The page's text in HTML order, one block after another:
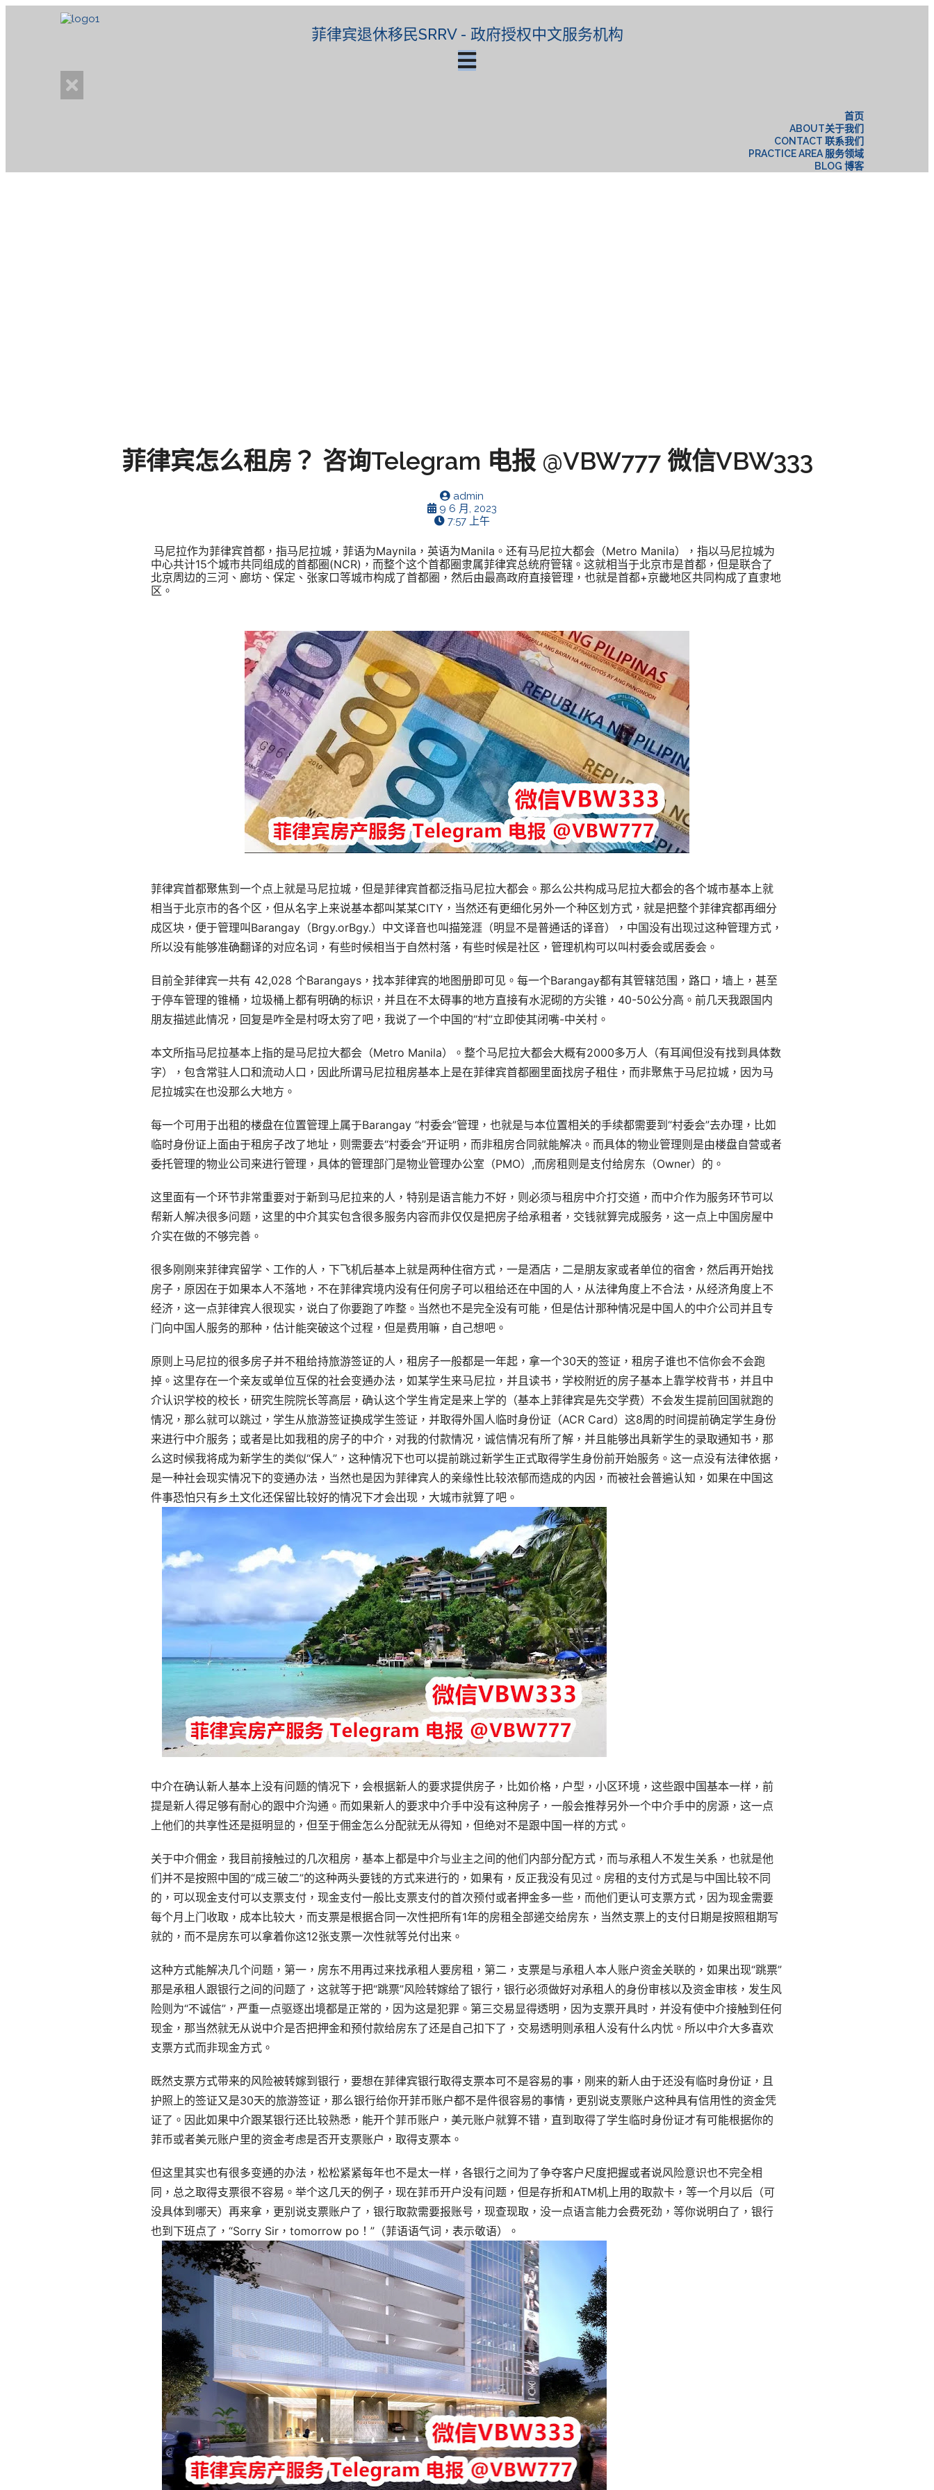
菲律宾退休移民SRRV - 政府授权中文服务机构
首页
ABOUT关于我们
CONTACT 联系我们
PRACTICE AREA 服务领域
BLOG 博客
菲律宾怎么租房？ 咨询Telegram 电报 @VBW777 微信VBW333
admin
9 6 月, 2023
7:57 上午
马尼拉作为菲律宾首都，指马尼拉城，菲语为Maynila，英语为Manila。还有马尼拉大都会（Metro Manila），指以马尼拉城为
中心共计15个城市共同组成的首都圈(NCR)，而整个这个首都圈隶属菲律宾总统府管辖。这就相当于北京市是首都，但是联合了
北京周边的三河、廊坊、保定、张家口等城市构成了首都圈，然后由最高政府直接管理，也就是首都+京畿地区共同构成了直隶地
区。
菲律宾首都聚焦到一个点上就是马尼拉城，但是菲律宾首都泛指马尼拉大都会。那么公共构成马尼拉大都会的各个城市基本上就
相当于北京市的各个区，但从名字上来说基本都叫某某CITY，当然还有更细化另外一个种区划方式，就是把整个菲律宾都再细分
成区块，便于管理叫Barangay（Brgy.orBgy.）中文译音也叫描笼涯（明显不是普通话的译音），中国没有出现过这种管理方式，
所以没有能够准确翻译的对应名词，有些时候相当于自然村落，有些时候是社区，管理机构可以叫村委会或居委会。
目前全菲律宾一共有 42,028 个Barangays，找本菲律宾的地图册即可见。每一个Barangay都有其管辖范围，路口，墙上，甚至
于停车管理的锥桶，垃圾桶上都有明确的标识，并且在不太碍事的地方直接有水泥砌的方尖锥，40-50公分高。前几天我跟国内
朋友描述此情况，回复是咋全是村呀太穷了吧，我说了一个中国的“村”立即使其闭嘴-中关村。
本文所指马尼拉基本上指的是马尼拉大都会（Metro Manila）。整个马尼拉大都会大概有2000多万人（有耳闻但没有找到具体数
字），包含常驻人口和流动人口，因此所谓马尼拉租房基本上是在菲律宾首都圈里面找房子租住，而非聚焦于马尼拉城，因为马
尼拉城实在也没那么大地方。
每一个可用于出租的楼盘在位置管理上属于Barangay “村委会”管理，也就是与本位置相关的手续都需要到“村委会”去办理，比如
临时身份证上面由于租房子改了地址，则需要去“村委会”开证明，而非租房合同就能解决。而具体的物业管理则是由楼盘自营或者
委托管理的物业公司来进行管理，具体的管理部门是物业管理办公室（PMO）,而房租则是支付给房东（Owner）的。
这里面有一个环节非常重要对于新到马尼拉来的人，特别是语言能力不好，则必须与租房中介打交道，而中介作为服务环节可以
帮新人解决很多问题，这里的中介其实包含很多服务内容而非仅仅是把房子给承租者，交钱就算完成服务，这一点上中国房屋中
介实在做的不够完善。
很多刚刚来菲律宾留学、工作的人，下飞机后基本上就是两种住宿方式，一是酒店，二是朋友家或者单位的宿舍，然后再开始找
房子，原因在于如果本人不落地，不在菲律宾境内没有任何房子可以租给还在中国的人，从法律角度上不合法，从经济角度上不
经济，这一点菲律宾人很现实，说白了你要跑了咋整。当然也不是完全没有可能，但是估计那种情况是中国人的中介公司并且专
门向中国人服务的那种，估计能突破这个过程，但是费用嘛，自己想吧。
原则上马尼拉的很多房子并不租给持旅游签证的人，租房子一般都是一年起，拿一个30天的签证，租房子谁也不信你会不会跑
掉。这里存在一个亲友或单位互保的社会变通办法，如某学生来马尼拉，并且读书，学校附近的房子基本上靠学校背书，并且中
介认识学校的校长，研究生院院长等高层，确认这个学生肯定是来上学的（基本上菲律宾是先交学费）不会发生提前回国就跑的
情况，那么就可以跳过，学生从旅游签证换成学生签证，并取得外国人临时身份证（ACR Card）这8周的时间提前确定学生身份
来进行中介服务；或者是比如我租的房子的中介，对我的付款情况，诚信情况有所了解，并且能够出具新学生的录取通知书，那
么这时候我将成为新学生的类似“保人”，这种情况下也可以提前跳过新学生正式取得学生身份前开始服务。这一点没有法律依据，
是一种社会现实情况下的变通办法，当然也是因为菲律宾人的亲缘性比较浓郁而造成的内因，而被社会普遍认知，如果在中国这
件事恐怕只有乡土文化还保留比较好的情况下才会出现，大城市就算了吧。
中介在确认新人基本上没有问题的情况下，会根据新人的要求提供房子，比如价格，户型，小区环境，这些跟中国基本一样，前
提是新人得足够有耐心的跟中介沟通。而如果新人的要求中介手中没有这种房子，一般会推荐另外一个中介手中的房源，这一点
上他们的共享性还是挺明显的，但至于佣金怎么分配就无从得知，但绝对不是跟中国一样的方式。
关于中介佣金，我目前接触过的几次租房，基本上都是中介与业主之间的他们内部分配方式，而与承租人不发生关系，也就是他
们并不是按照中国的“成三破二”的这种两头要钱的方式来进行的，如果有，反正我没有见过。房租的支付方式是与中国比较不同
的，可以现金支付可以支票支付，现金支付一般比支票支付的首次预付或者押金多一些，而他们更认可支票方式，因为现金需要
每个月上门收取，成本比较大，而支票是根据合同一次性把所有1年的房租全部递交给房东，当然支票上的支付日期是按照租期写
就的，而不是房东可以拿着你这12张支票一次性就等兑付出来。
这种方式能解决几个问题，第一，房东不用再过来找承租人要房租，第二，支票是与承租人本人账户资金关联的，如果出现“跳票”
那是承租人跟银行之间的问题了，这就等于把“跳票”风险转嫁给了银行，银行必须做好对承租人的身份审核以及资金审核，发生风
险则为“不诚信”，严重一点驱逐出境都是正常的，因为这是犯罪。第三交易显得透明，因为支票开具时，并没有使中介接触到任何
现金，那当然就无从说中介是否把押金和预付款给房东了还是自己扣下了，交易透明则承租人没有什么内忧。所以中介大多喜欢
支票方式而非现金方式。
既然支票方式带来的风险被转嫁到银行，要想在菲律宾银行取得支票本可不是容易的事，刚来的新人由于还没有临时身份证，且
护照上的签证又是30天的旅游签证，那么银行给你开菲币账户都不是件很容易的事情，更别说支票账户这种具有信用性的资金凭
证了。因此如果中介跟某银行还比较熟悉，能开个菲币账户，美元账户就算不错，直到取得了学生临时身份证才有可能根据你的
菲币或者美元账户里的资金考虑是否开支票账户，取得支票本。
但这里其实也有很多变通的办法，松松紧紧每年也不是太一样，各银行之间为了争夺客户尺度把握或者说风险意识也不完全相
同，总之取得支票很不容易。举个这几天的例子，现在菲币开户没有问题，但是存折和ATM机上用的取款卡，等一个月以后（可
没具体到哪天）再来拿，更别说支票账户了，银行取款需要报账号，现查现取，没一点语言能力会费死劲，等你说明白了，银行
也到下班点了，“Sorry Sir，tomorrow po！”（菲语语气词，表示敬语）。